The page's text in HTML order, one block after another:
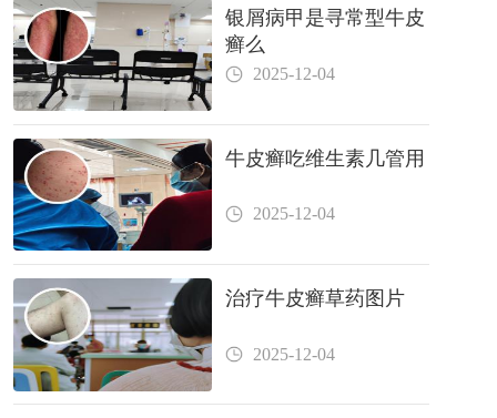
银屑病甲是寻常型牛皮
癣么
2025-12-04
牛皮癣吃维生素几管用
2025-12-04
治疗牛皮癣草药图片
2025-12-04